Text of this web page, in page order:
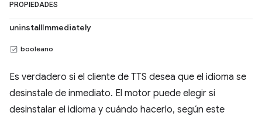
PROPIEDADES
uninstallImmediately
booleano
Es verdadero si el cliente de TTS desea que el idioma se
desinstale de inmediato. El motor puede elegir si
desinstalar el idioma y cuándo hacerlo, según este